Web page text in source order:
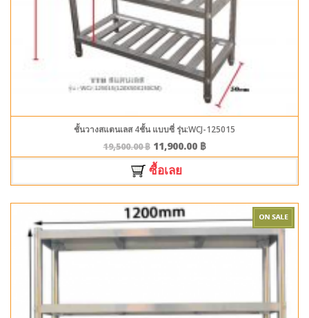
ชั้นวางสแตนเลส 4ชั้น แบบซี่ รุ่น:WCJ-125015
19,500.00฿ 11,900.00 ฿
ซื้อเลย